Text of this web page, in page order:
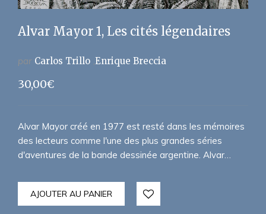
Alvar Mayor 1, Les cités légendaires
par Carlos Trillo Enrique Breccia
30,00€
Alvar Mayor créé en 1977 est resté dans les mémoires
des lecteurs comme l'une des plus grandes séries
d'aventures de la bande dessinée argentine. Alvar…
AJOUTER AU PANIER